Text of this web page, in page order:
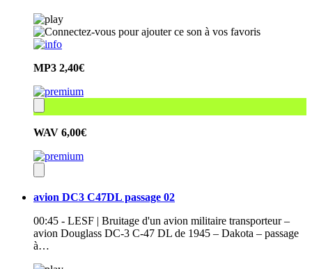
MP3 2,40€
WAV 6,00€
avion DC3 C47DL passage 02
00:45 - LESF | Bruitage d'un avion militaire transporteur –
avion Douglass DC-3 C-47 DL de 1945 – Dakota – passage
à…